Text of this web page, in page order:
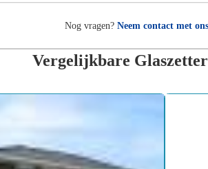
Nog vragen? Neem contact met
Vergelijkbare